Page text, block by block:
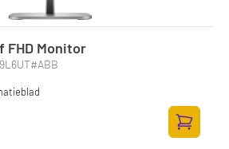
FHD Monitor